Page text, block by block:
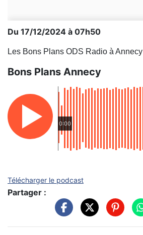
Du 17/12/2024 à 07h50
Les Bons Plans ODS Radio à Annecy
Bons Plans Annecy
0:00
Télécharger le podcast
Partager :